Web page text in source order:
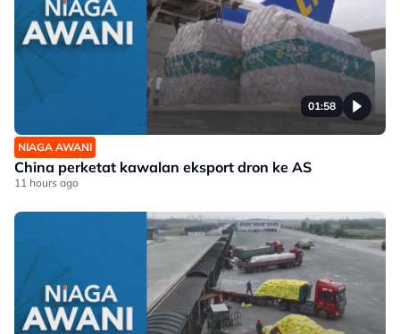
01:58
NIAGA AWANI
China perketat kawalan eksport dron ke AS
11 hours ago